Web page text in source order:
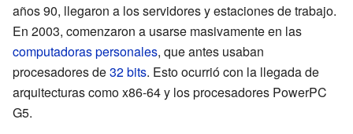
años 90, llegaron a los servidores y estaciones de trabajo.
En 2003, comenzaron a usarse masivamente en las
computadoras personales, que antes usaban
procesadores de32 bits. Esto ocurrió con la llegada de
arquitecturas como x86-64 y los procesadores PowerPC
G5.